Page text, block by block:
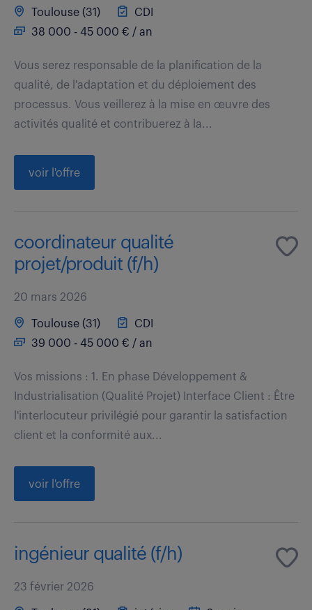
Toulouse (31)
CDI
38 000 - 45 000 € / an
Vous serez responsable de la planification de la
qualité, de l'adaptation et du déploiement des
processus. Vous veillerez à la mise en œuvre des
activités qualité et contribuerez à la...
voir l'offre
coordinateur qualité
projet/produit (f/h)
20 mars 2026
Toulouse (31)
CDI
39 000 - 45 000 € / an
Vos missions : 1. En phase Développement &
Industrialisation (Qualité Projet) Interface Client : Être
l'interlocuteur privilégié pour garantir la satisfaction
client et la conformité aux...
voir l'offre
ingénieur qualité (f/h)
23 février 2026